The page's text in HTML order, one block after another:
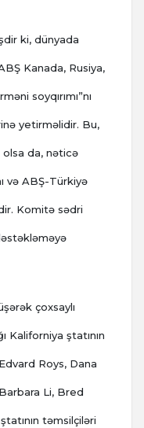
ki, dünyada
Kanada, Rusiya,
soyqırımı”nı
yetirməlidir. Bu,
olsa da, nəticə
və ABŞ-Türkiyə
Komitə sədri
çoxsaylı
Kaliforniya ştatının
Roys, Dana
Li, Bred
təmsilçiləri